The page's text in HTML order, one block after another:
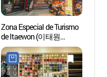
Zona Especial de Turismo
de Itaewon (이태원
관광특구)